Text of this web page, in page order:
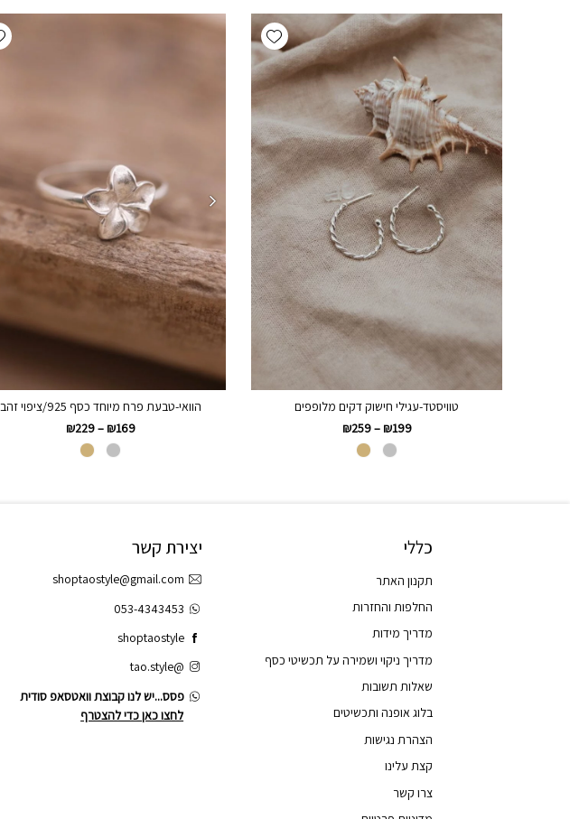
Add wishlist
טוויסטד-עגילי חישוק דקים מלופפים
₪199
–
₪259
הוואי-טבעת פרח מיוחד כסף 925/ציפוי זהב
₪169
–
₪229
כללי
תקנון האתר
החלפות והחזרות
מדריך מידות
מדריך ניקוי ושמירה על תכשיטי כסף
שאלות תשובות
בלוג אופנה ותכשיטים
הצהרת נגישות
קצת עלינו
צרו קשר
יצירת קשר
shoptaostyle@gmail.com
053-4343453
shoptaostyle
@tao.style
פסס...יש לנו קבוצת וואטסאפ סודית
לחצו כאן כדי להצטרף